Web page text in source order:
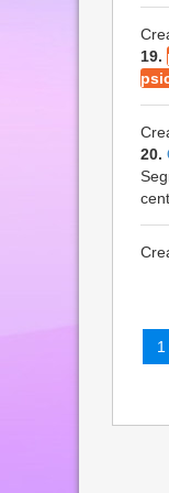
19.
20.
1